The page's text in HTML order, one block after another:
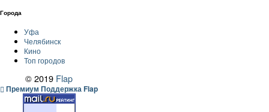
Города
Уфа
Челябинск
Кино
Топ городов
© 2019 Flap
Премиум Поддержка Flap